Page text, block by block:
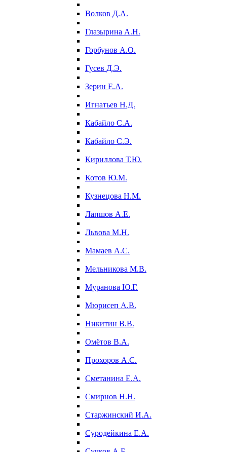
Волков Д.А.
Глазырина А.Н.
Горбунов А.О.
Гусев Д.Э.
Зерин Е.А.
Игнатьев Н.Д.
Кабайло С.А.
Кабайло С.Э.
Кириллова Т.Ю.
Котов Ю.М.
Кузнецова Н.М.
Лапшов А.Е.
Львова М.Н.
Мамаев А.С.
Мельникова М.В.
Муранова Ю.Г.
Мюрисеп А.В.
Никитин В.В.
Омётов В.А.
Прохоров А.С.
Сметанина Е.А.
Смирнов Н.Н.
Старжинский И.А.
Суродейкина Е.А.